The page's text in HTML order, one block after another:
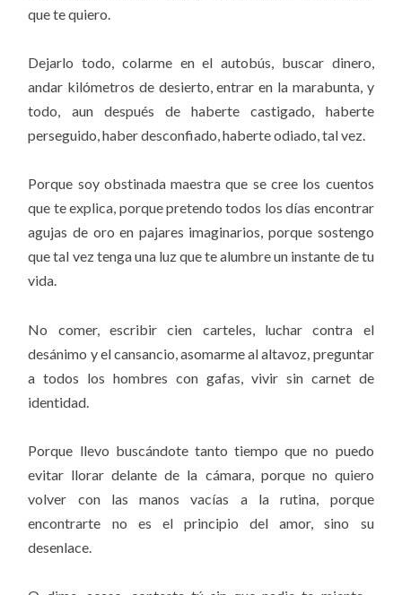
que te quiero.
Dejarlo todo, colarme en el autobús, buscar dinero,
andar kilómetros de desierto, entrar en la marabunta, y
todo, aun después de haberte castigado, haberte
perseguido, haber desconfiado, haberte odiado, tal vez.
Porque soy obstinada maestra que se cree los cuentos
que te explica, porque pretendo todos los días encontrar
agujas de oro en pajares imaginarios, porque sostengo
que tal vez tenga una luz que te alumbre un instante de tu
vida.
No comer, escribir cien carteles, luchar contra el
desánimo y el cansancio, asomarme al altavoz, preguntar
a todos los hombres con gafas, vivir sin carnet de
identidad.
Porque llevo buscándote tanto tiempo que no puedo
evitar llorar delante de la cámara, porque no quiero
volver con las manos vacías a la rutina, porque
encontrarte no es el principio del amor, sino su
desenlace.